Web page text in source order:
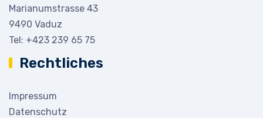
Marianumstrasse 43
9490 Vaduz
Tel: +423 239 65 75
Rechtliches
Impressum
Datenschutz